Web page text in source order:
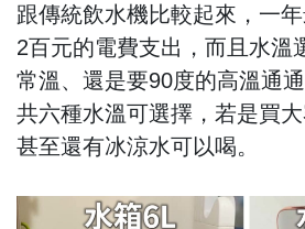
跟傳統飲水機比較起來，一
2百元的電費支出，而且水溫
常溫、還是要90度的高溫通
共六種水溫可選擇，若是買大
甚至還有冰涼水可以喝。